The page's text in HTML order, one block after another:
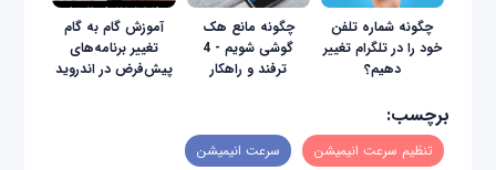
چگونه شماره تلفن
خود را در تلگرام تغییر
دهیم؟
چگونه مانع هک
گوشی شویم - 4
ترفند و راهکار
آموزش گام به گام
تغییر برنامه‌های
پیش‌فرض در اندروید
برچسب:
تنظیم سرعت انیمیشن سرعت انیمیشن